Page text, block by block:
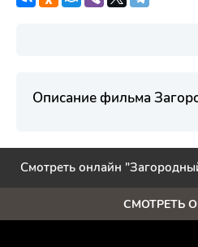
Описание фильма
Смотреть онлайн
СМОТРЕТЬ